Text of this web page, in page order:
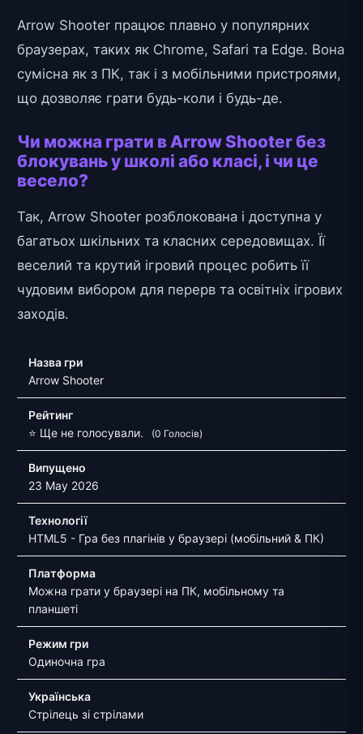
Arrow Shooter працює плавно у популярних
браузерах, таких як Chrome, Safari та Edge. Вона
сумісна як з ПК, так і з мобільними пристроями,
що дозволяє грати будь-коли і будь-де.
Чи можна грати в Arrow Shooter без
блокувань у школі або класі, і чи це
весело?
Так, Arrow Shooter розблокована і доступна у
багатьох шкільних та класних середовищах. Її
веселий та крутий ігровий процес робить її
чудовим вибором для перерв та освітніх ігрових
заходів.
Назва гри
Arrow Shooter
Рейтинг
⭐ Ще не голосували.
(0 Голосів)
Випущено
23 May 2026
Технології
HTML5 - Гра без плагінів у браузері (мобільний & ПК)
Платформа
Можна грати у браузері на ПК, мобільному та
планшеті
Режим гри
Одиночна гра
Українська
Стрілець зі стрілами